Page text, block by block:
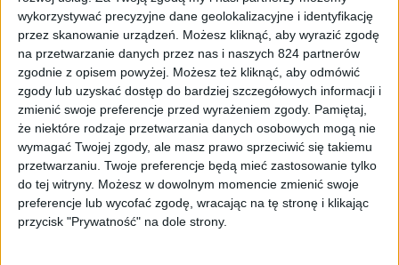
wykorzystywać precyzyjne dane geolokalizacyjne i identyfikację
przez skanowanie urządzeń. Możesz kliknąć, aby wyrazić zgodę
na przetwarzanie danych przez nas i naszych 824 partnerów
zgodnie z opisem powyżej. Możesz też kliknąć, aby odmówić
zgody lub uzyskać dostęp do bardziej szczegółowych informacji i
zmienić swoje preferencje przed wyrażeniem zgody. Pamiętaj,
że niektóre rodzaje przetwarzania danych osobowych mogą nie
wymagać Twojej zgody, ale masz prawo sprzeciwić się takiemu
przetwarzaniu. Twoje preferencje będą mieć zastosowanie tylko
do tej witryny. Możesz w dowolnym momencie zmienić swoje
preferencje lub wycofać zgodę, wracając na tę stronę i klikając
przycisk "Prywatność" na dole strony.
Smartfony
Najwydajniejszy Samsung Galaxy S 4 z
LTE-A trafił do Europy!